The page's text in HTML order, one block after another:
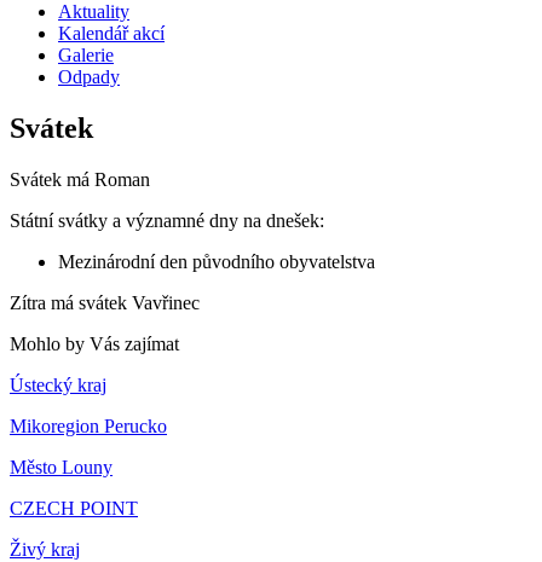
Aktuality
Kalendář akcí
Galerie
Odpady
Svátek
Svátek má Roman
Státní svátky a významné dny na dnešek:
Mezinárodní den původního obyvatelstva
Zítra má svátek Vavřinec
Mohlo by Vás zajímat
Ústecký kraj
Mikoregion Perucko
Město Louny
CZECH POINT
Živý kraj